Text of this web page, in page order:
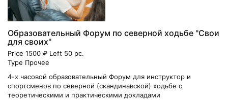
Образовательный Форум по северной ходьбе "Свои
для своих"
Price 1500 ₽ Left 50 pc.
Type Прочее
4-х часовой образовательный Форум для инструктор и
спортсменов по северной (скандинавской) ходьбе с
теоретическими и практическими докладами